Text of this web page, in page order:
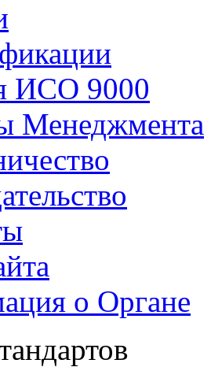
ИСО 9000
Менеджмента
о Органе